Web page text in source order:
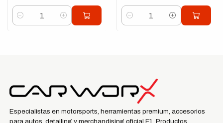
Cantidad Cantidad
Especialistas en motorsports, herramientas premium, accesorios
para autos, detailing y merchandising oficial F1. Productos